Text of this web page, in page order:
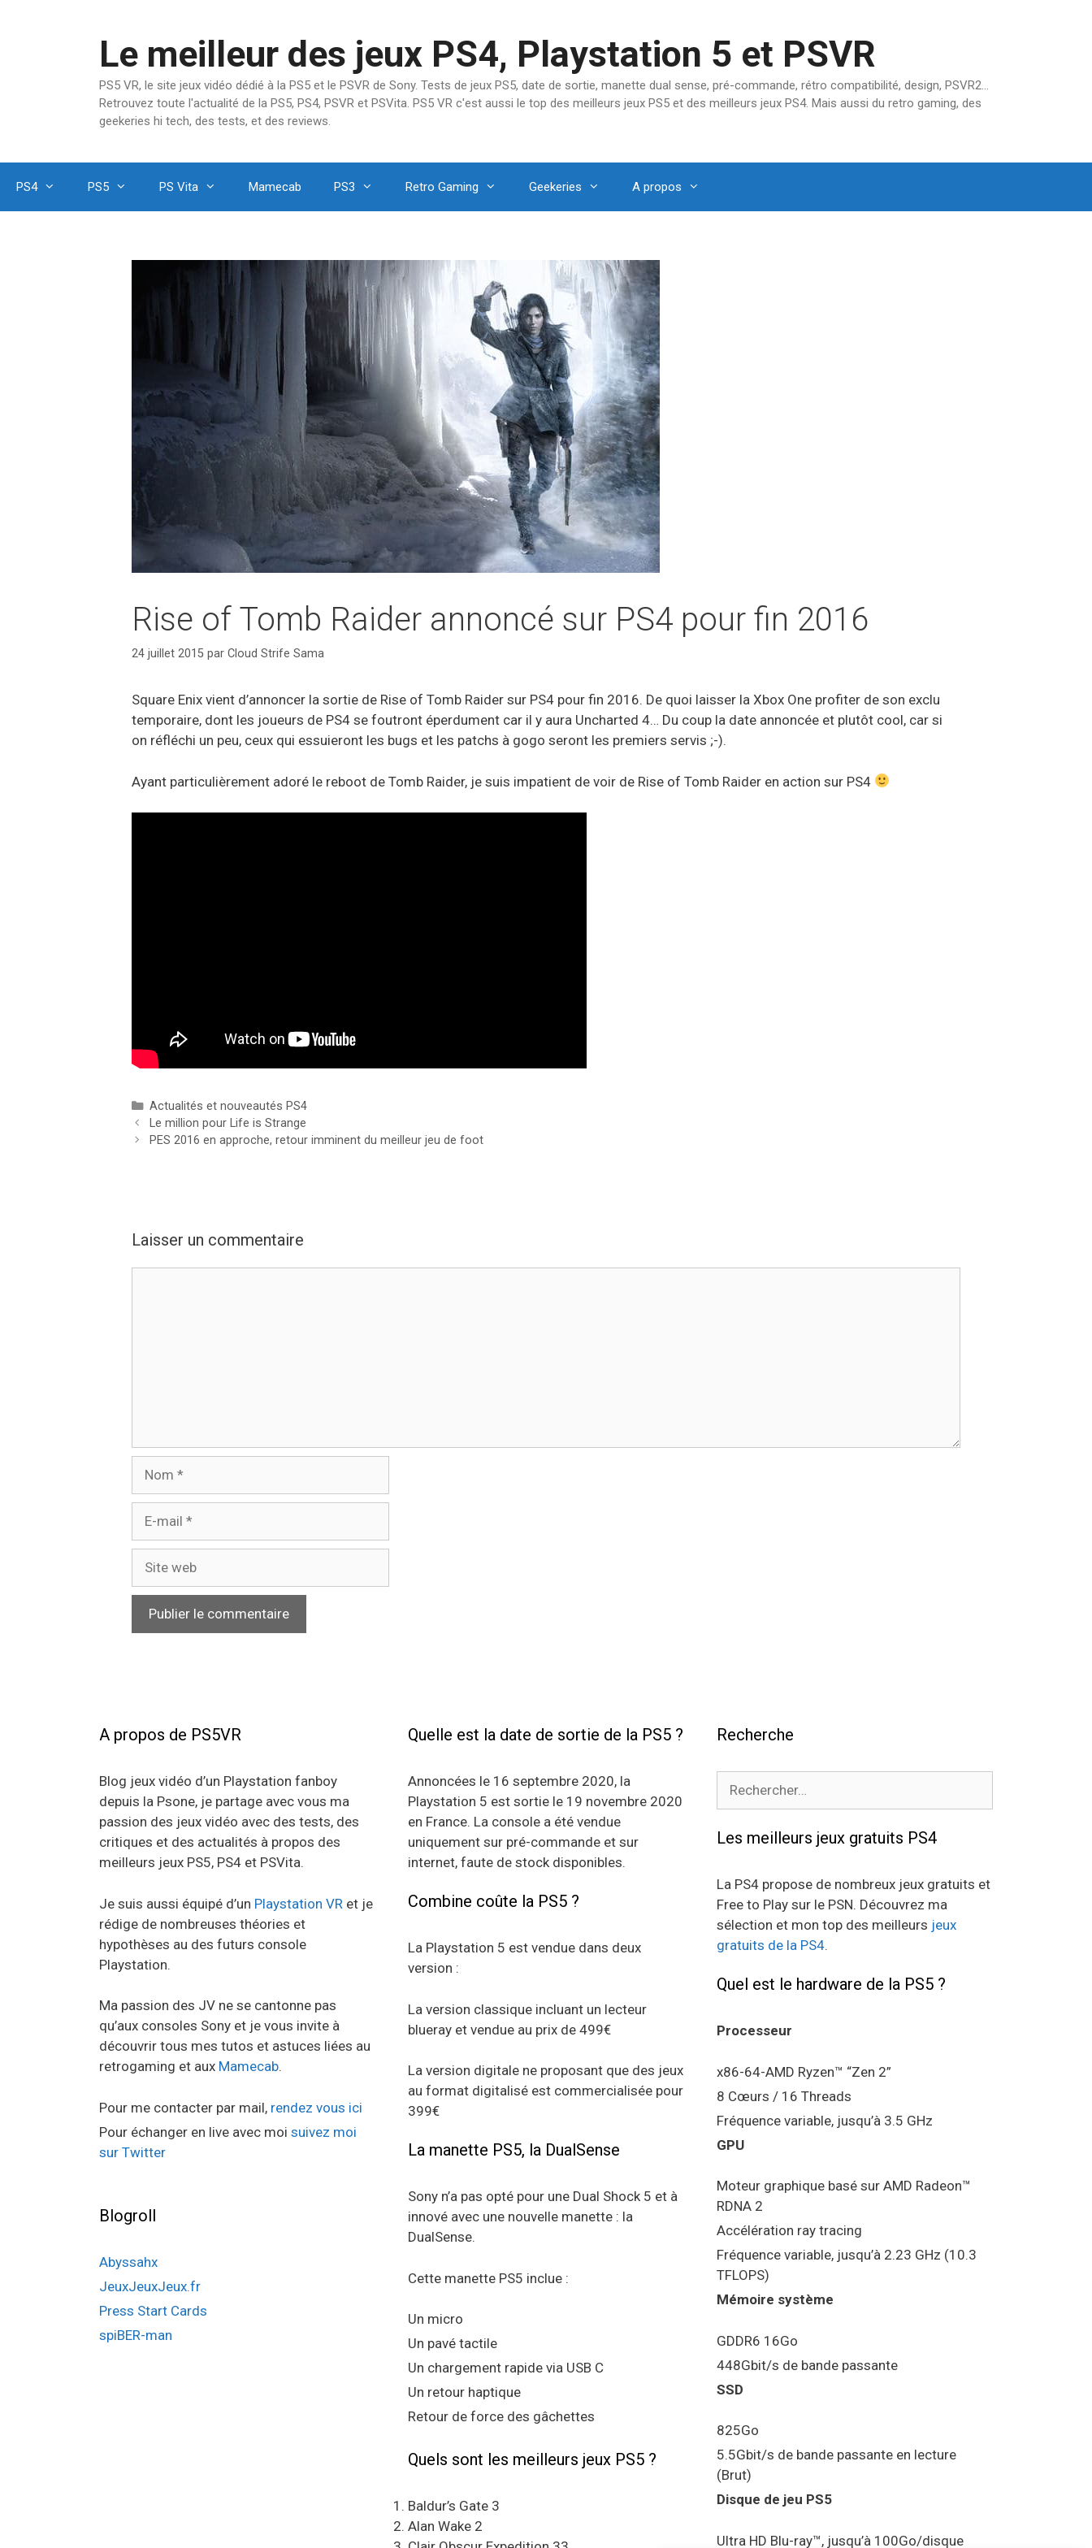
Le meilleur des jeux PS4, Playstation 5 et PSVR
PS5 VR, le site jeux vidéo dédié à la PS5 et le PSVR de Sony. Tests de jeux PS5, date de sortie, manette dual sense, pré-commande, rétro compatibilité, design, PSVR2…
Retrouvez toute l'actualité de la PS5, PS4, PSVR et PSVita. PS5 VR c'est aussi le top des meilleurs jeux PS5 et des meilleurs jeux PS4. Mais aussi du retro gaming, des
geekeries hi tech, des tests, et des reviews.
PS4 PS5 PS Vita Mamecab PS3 Retro Gaming Geekeries A propos
Rise of Tomb Raider annoncé sur PS4 pour fin 2016
24 juillet 2015 par Cloud Strife Sama
Square Enix vient d’annoncer la sortie de Rise of Tomb Raider sur PS4 pour fin 2016. De quoi laisser la Xbox One profiter de son exclu
temporaire, dont les joueurs de PS4 se foutront éperdument car il y aura Uncharted 4… Du coup la date annoncée et plutôt cool, car si
on réfléchi un peu, ceux qui essuieront les bugs et les patchs à gogo seront les premiers servis ;-).
Ayant particulièrement adoré le reboot de Tomb Raider, je suis impatient de voir de Rise of Tomb Raider en action sur PS4
Catégories
Actualités et nouveautés PS4
Le million pour Life is Strange
PES 2016 en approche, retour imminent du meilleur jeu de foot
Laisser un commentaire
A propos de PS5VR
Blog jeux vidéo d’un Playstation fanboy
depuis la Psone, je partage avec vous ma
passion des jeux vidéo avec des tests, des
critiques et des actualités à propos des
meilleurs jeux PS5, PS4 et PSVita.
Je suis aussi équipé d’un Playstation VR et je
rédige de nombreuses théories et
hypothèses au des futurs console
Playstation.
Ma passion des JV ne se cantonne pas
qu’aux consoles Sony et je vous invite à
découvrir tous mes tutos et astuces liées au
retrogaming et aux Mamecab.
Pour me contacter par mail, rendez vous ici
Pour échanger en live avec moi suivez moi
sur Twitter
Blogroll
Abyssahx
JeuxJeuxJeux.fr
Press Start Cards
spiBER-man
Quelle est la date de sortie de la PS5 ?
Annoncées le 16 septembre 2020, la
Playstation 5 est sortie le 19 novembre 2020
en France. La console a été vendue
uniquement sur pré-commande et sur
internet, faute de stock disponibles.
Combine coûte la PS5 ?
La Playstation 5 est vendue dans deux
version :
La version classique incluant un lecteur
blueray et vendue au prix de 499€
La version digitale ne proposant que des jeux
au format digitalisé est commercialisée pour
399€
La manette PS5, la DualSense
Sony n’a pas opté pour une Dual Shock 5 et à
innové avec une nouvelle manette : la
DualSense.
Cette manette PS5 inclue :
Un micro
Un pavé tactile
Un chargement rapide via USB C
Un retour haptique
Retour de force des gâchettes
Quels sont les meilleurs jeux PS5 ?
Baldur’s Gate 3
Alan Wake 2
Recherche
Les meilleurs jeux gratuits PS4
La PS4 propose de nombreux jeux gratuits et
Free to Play sur le PSN. Découvrez ma
sélection et mon top des meilleurs jeux
gratuits de la PS4.
Quel est le hardware de la PS5 ?
Processeur
x86-64-AMD Ryzen™ “Zen 2”
8 Cœurs / 16 Threads
Fréquence variable, jusqu’à 3.5 GHz
GPU
Moteur graphique basé sur AMD Radeon™
RDNA 2
Accélération ray tracing
Fréquence variable, jusqu’à 2.23 GHz (10.3
TFLOPS)
Mémoire système
GDDR6 16Go
448Gbit/s de bande passante
SSD
825Go
5.5Gbit/s de bande passante en lecture
(Brut)
Disque de jeu PS5
Ultra HD Blu-ray™, jusqu’à 100Go/disque